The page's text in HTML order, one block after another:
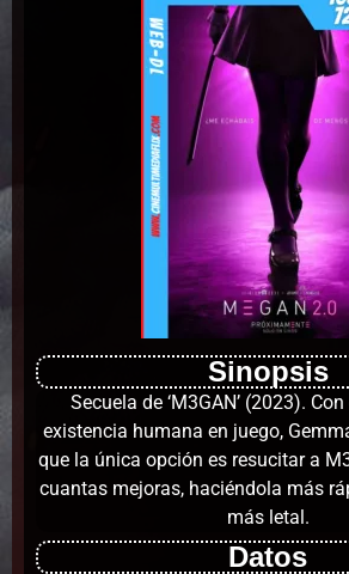
Sinopsis
Secuela de ‘M3GAN’ (2023).
existencia humana en juego,
que la única opción es resucitar a
cuantas mejoras, haciéndola más
más letal.
Datos